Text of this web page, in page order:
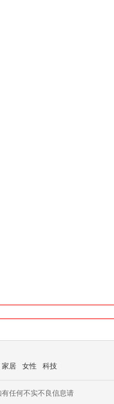
家居 女性 科技
任何不实不良信息请